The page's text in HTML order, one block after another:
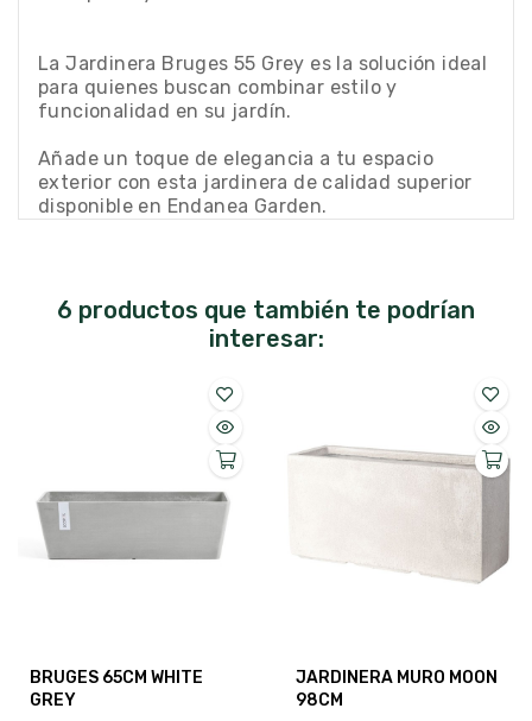
La Jardinera Bruges 55 Grey es la solución ideal
para quienes buscan combinar estilo y
funcionalidad en su jardín.
Añade un toque de elegancia a tu espacio
exterior con esta jardinera de calidad superior
disponible en Endanea Garden.
6 productos que también te podrían
interesar:
BRUGES 65CM WHITE
GREY
JARDINERA MURO MOON
98CM